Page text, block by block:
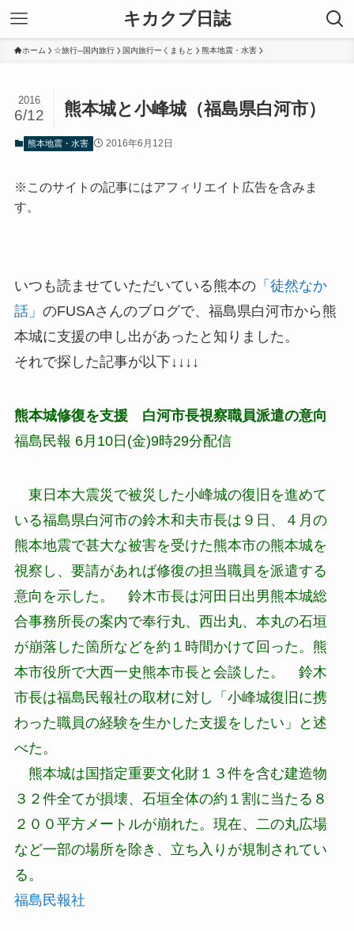
キカクブ日誌
ホーム ☆旅行─国内旅行 国内旅行ーくまもと 熊本地震・水害
熊本城と小峰城（福島県白河市）
2016
6/12
熊本地震・水害 2016年6月12日
※このサイトの記事にはアフィリエイト広告を含みま
す。
いつも読ませていただいている熊本の「徒然なか
話」 のFUSAさんのブログで、福島県白河市から熊
本城に支援の申し出があったと知りました。
それで探した記事が以下↓↓↓↓
熊本城修復を支援 白河市長視察職員派遣の意向
福島民報 6月10日(金)9時29分配信
東日本大震災で被災した小峰城の復旧を進めて
いる福島県白河市の鈴木和夫市長は９日、４月の
熊本地震で甚大な被害を受けた熊本市の熊本城を
視察し、要請があれば修復の担当職員を派遣する
意向を示した。 鈴木市長は河田日出男熊本城総
合事務所長の案内で奉行丸、西出丸、本丸の石垣
が崩落した箇所などを約１時間かけて回った。熊
本市役所で大西一史熊本市長と会談した。 鈴木
市長は福島民報社の取材に対し「小峰城復旧に携
わった職員の経験を生かした支援をしたい」と述
べた。
熊本城は国指定重要文化財１３件を含む建造物
３２件全てが損壊、石垣全体の約１割に当たる８
２００平方メートルが崩れた。現在、二の丸広場
など一部の場所を除き、立ち入りが規制されてい
る。
福島民報社